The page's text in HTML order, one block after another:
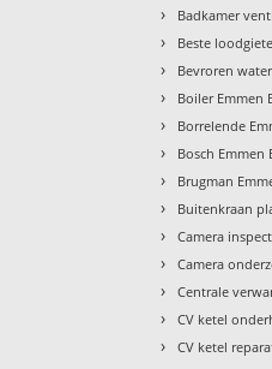
› Badkamer
› Beste
› Bevroren
› Boiler Emmen
› Borrelende
› Bosch Emmen
› Brugman
› Buitenkraan
› Camera
› Camera
› Centrale
› CV ketel
› CV ketel